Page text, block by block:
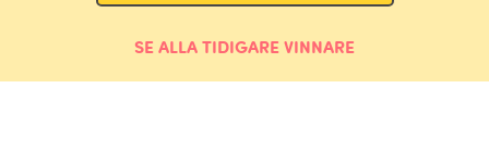
SE ALLA TIDIGARE VINNARE